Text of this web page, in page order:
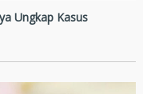
Ungkap Kasus